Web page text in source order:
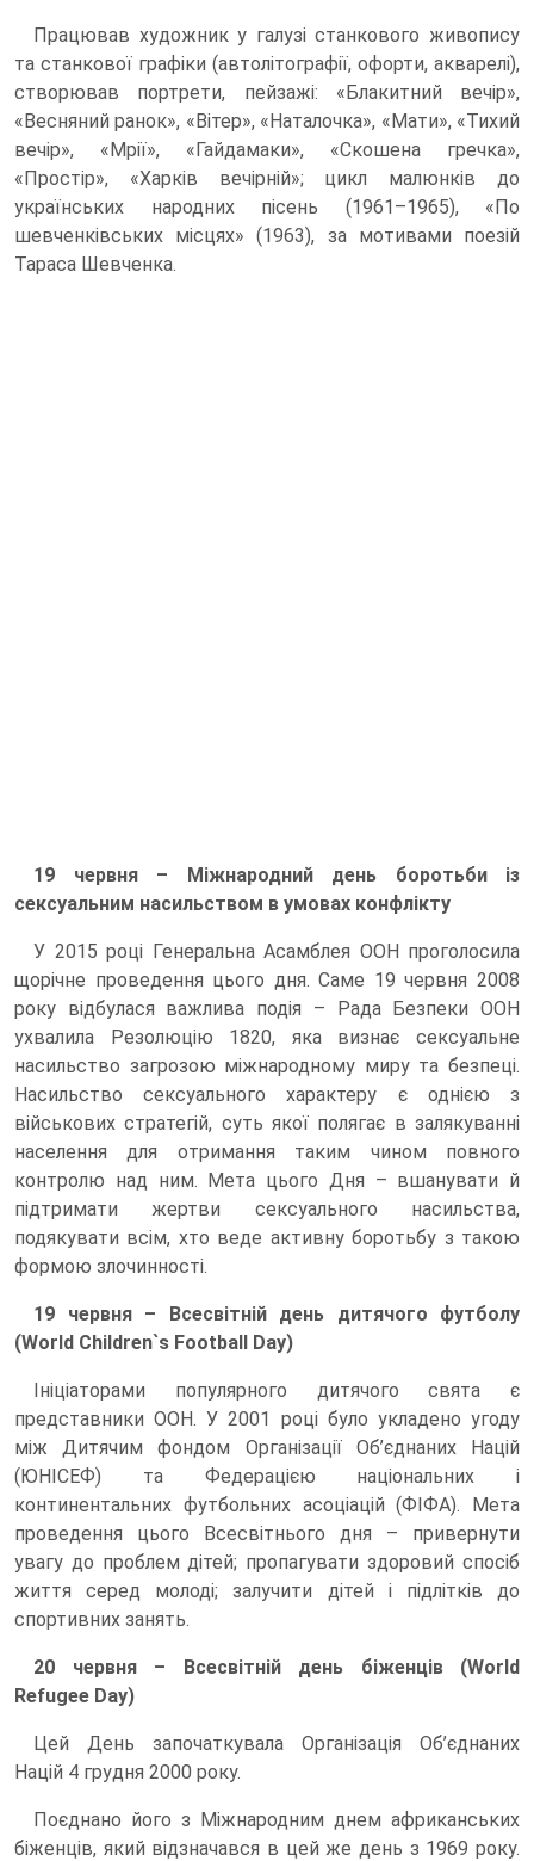
Працював художник у галузі станкового живопису
та станкової графіки (автолітографії, офорти, акварелі),
створював портрети, пейзажі: «Блакитний вечір»,
«Весняний ранок», «Вітер», «Наталочка», «Мати», «Тихий
вечір», «Мрії», «Гайдамаки», «Скошена гречка»,
«Простір», «Харків вечірній»; цикл малюнків до
українських народних пісень (1961–1965), «По
шевченківських місцях» (1963), за мотивами поезій
Тараса Шевченка.
19 червня – Міжнародний день боротьби із
сексуальним насильством в умовах конфлікту
У 2015 році Генеральна Асамблея ООН проголосила
щорічне проведення цього дня. Саме 19 червня 2008
року відбулася важлива подія – Рада Безпеки ООН
ухвалила Резолюцію 1820, яка визнає сексуальне
насильство загрозою міжнародному миру та безпеці.
Насильство сексуального характеру є однією з
військових стратегій, суть якої полягає в залякуванні
населення для отримання таким чином повного
контролю над ним. Мета цього Дня – вшанувати й
підтримати жертви сексуального насильства,
подякувати всім, хто веде активну боротьбу з такою
формою злочинності.
19 червня – Всесвітній день дитячого футболу
(World Children`s Football Day)
Ініціаторами популярного дитячого свята є
представники ООН. У 2001 році було укладено угоду
між Дитячим фондом Організації Об’єднаних Націй
(ЮНІСЕФ) та Федерацією національних і
континентальних футбольних асоціацій (ФІФА). Мета
проведення цього Всесвітнього дня – привернути
увагу до проблем дітей; пропагувати здоровий спосіб
життя серед молоді; залучити дітей і підлітків до
спортивних занять.
20 червня – Всесвітній день біженців (World
Refugee Day)
Цей День започаткувала Організація Об’єднаних
Націй 4 грудня 2000 року.
Поєднано його з Міжнародним днем африканських
біженців, який відзначався в цей же день з 1969 року.